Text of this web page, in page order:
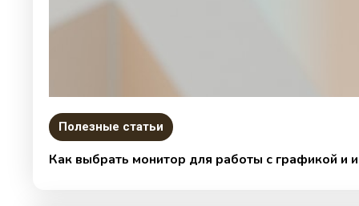
Полезные статьи
Как выбрать монитор для работы с графикой и